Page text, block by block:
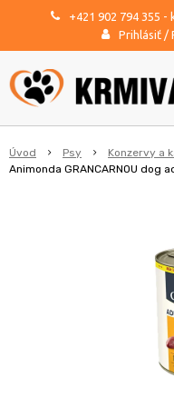
+421 902 794 355 -
Prihlásiť /
Úvod Psy Konzervy a
Animonda GRANCARNOU dog